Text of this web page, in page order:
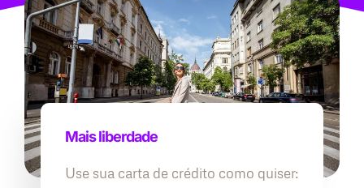
Mais liberdade
Use sua carta de crédito como quiser: